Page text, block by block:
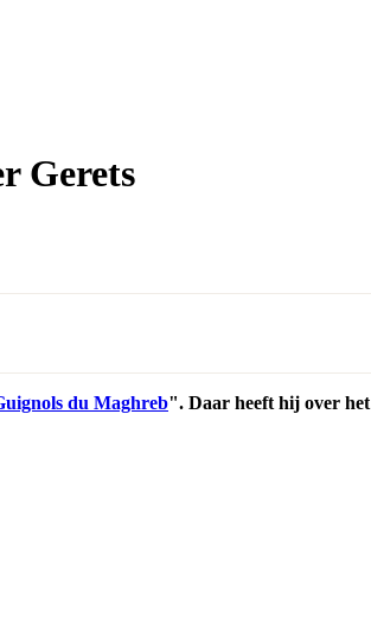
Gerets
du Maghreb". Daar heeft hij over het